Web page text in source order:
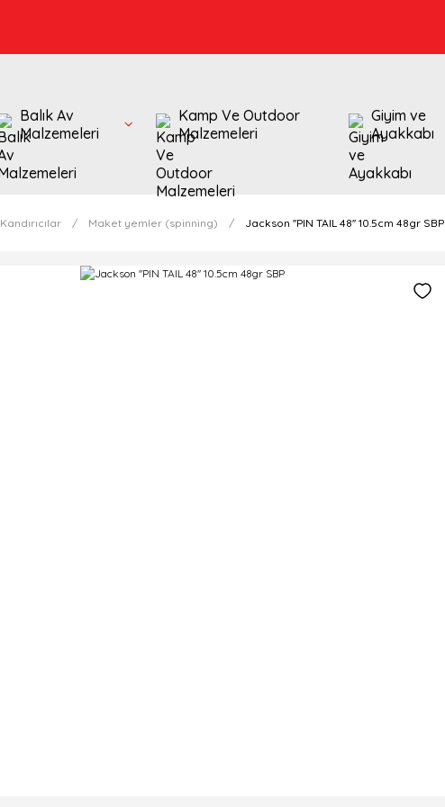
Balık Av
Malzemeleri
Kamp Ve Outdoor
Malzemeleri
Giyim ve
Ayakkabı
Kandırıcılar Maket yemler (spinning) Jackson ''PIN TAIL 48'' 10.5cm 48gr SBP